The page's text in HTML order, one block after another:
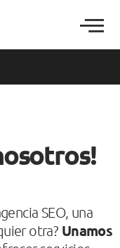
SEO, una
otra? Unamos